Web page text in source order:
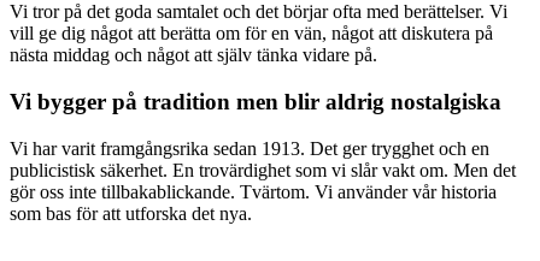
Vi tror på det goda samtalet och det börjar ofta med berättelser. Vi
vill ge dig något att berätta om för en vän, något att diskutera på
nästa middag och något att själv tänka vidare på.
Vi bygger på tradition men blir aldrig nostalgiska
Vi har varit framgångsrika sedan 1913. Det ger trygghet och en
publicistisk säkerhet. En trovärdighet som vi slår vakt om. Men det
gör oss inte tillbakablickande. Tvärtom. Vi använder vår historia
som bas för att utforska det nya.